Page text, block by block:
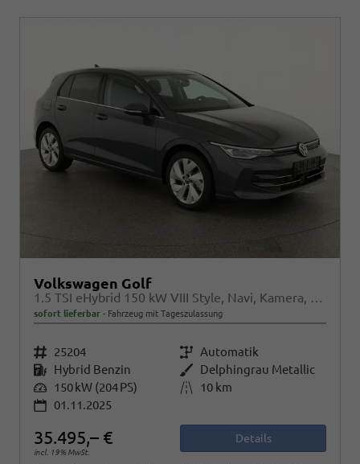
Volkswagen Golf
1.5 TSI eHybrid 150 kW VIII Style, Navi, Kamera, Side, LED-Plus
sofort lieferbar Fahrzeug mit Tageszulassung
Fahrzeugnr. 25204 Getriebe Automatik
Kraftstoff Hybrid Benzin Außenfarbe Delphingrau Metallic
Leistung 150 kW (204 PS) Kilometerstand
10 km
01.11.2025
35.495,– €
incl. 19% MwSt.
Details